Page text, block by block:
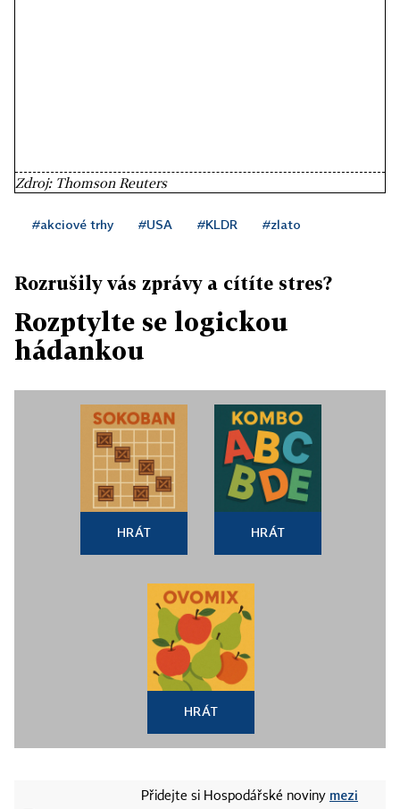
Zdroj: Thomson Reuters
#akciové trhy #USA #KLDR #zlato
Rozrušily vás zprávy a cítíte stres?
Rozptylte se logickou
hádankou
HRÁT HRÁT
HRÁT
Přidejte si Hospodářské noviny mezi